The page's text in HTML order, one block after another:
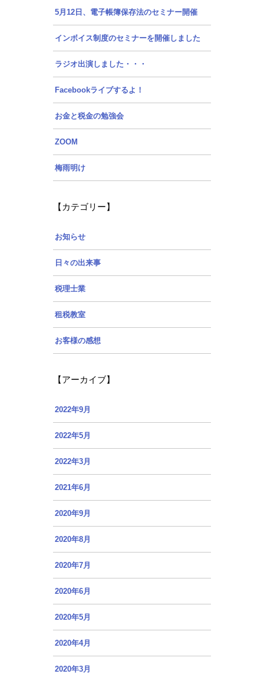
5月12日、電子帳簿保存法のセミナー開催
インボイス制度のセミナーを開催しました
ラジオ出演しました・・・
Facebookライブするよ！
お金と税金の勉強会
ZOOM
梅雨明け
【カテゴリー】
お知らせ
日々の出来事
税理士業
租税教室
お客様の感想
【アーカイブ】
2022年9月
2022年5月
2022年3月
2021年6月
2020年9月
2020年8月
2020年7月
2020年6月
2020年5月
2020年4月
2020年3月